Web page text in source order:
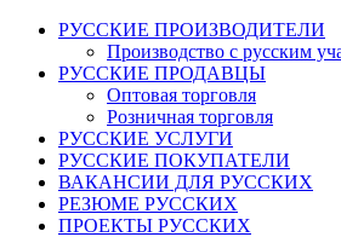
РУССКИЕ ПРОИЗВОДИТЕЛИ
Производство с русским
РУССКИЕ ПРОДАВЦЫ
Оптовая торговля
Розничная торговля
РУССКИЕ УСЛУГИ
РУССКИЕ ПОКУПАТЕЛИ
ВАКАНСИИ ДЛЯ РУССКИХ
РЕЗЮМЕ РУССКИХ
ПРОЕКТЫ РУССКИХ